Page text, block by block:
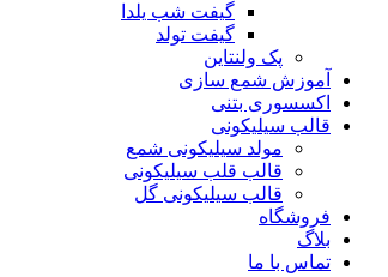
گیفت شب یلدا
گیفت تولد
پک ولنتاین
آموزش شمع سازی
اکسسوری بتنی
قالب سیلیکونی
مولد سیلیکونی شمع
قالب قلب سیلیکونی
قالب سیلیکونی گل
فروشگاه
بلاگ
تماس با ما